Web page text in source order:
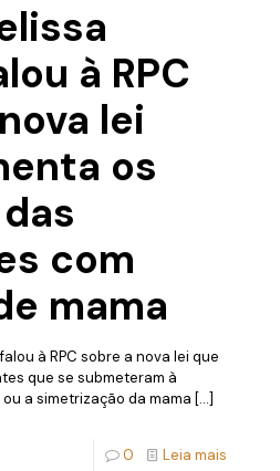
à RPC
lei
os
com
mama
à RPC sobre a nova lei que
que se submeteram à
a simetrização da mama […]
0 Leia mais